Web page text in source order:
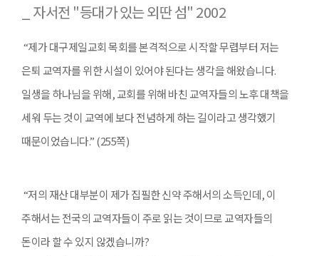
_ 자서전 "등대가 있는 외딴 섬" 2002
“제가 대구제일교회 목회를 본격적으로 시작할 무렵부터 저는
은퇴 교역자를 위한 시설이 있어야 된다는 생각을 해왔습니다.
일생을 하나님을 위해, 교회를 위해 바친 교역자들의 노후 대책을
세워 두는 것이 교역에 보다 전념하게 하는 길이라고 생각했기
때문이었습니다.” (255쪽)
“저의 재산 대부분이 제가 집필한 신약 주해서의 소득인데, 이
주해서는 전국의 교역자들이 주로 읽는 것이므로 교역자들의
돈이라 할 수 있지 않겠습니까?